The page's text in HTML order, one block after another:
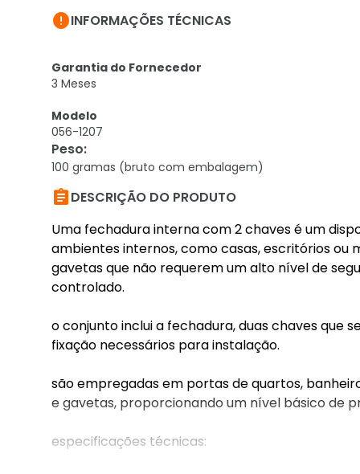
INFORMAÇÕES TÉCNICAS
Garantia do Fornecedor
3 Meses
Modelo
056-1207
Peso:
100 gramas (bruto com embalagem)
DESCRIÇÃO DO PRODUTO
Uma fechadura interna com 2 chaves é um
ambientes internos, como casas, escritórios ou
gavetas que não requerem um alto nível de
controlado.
o conjunto inclui a fechadura, duas chaves que
fixação necessários para instalação.
são empregadas em portas de quartos,
e gavetas, proporcionando um nível básico de
especificações técnicas: